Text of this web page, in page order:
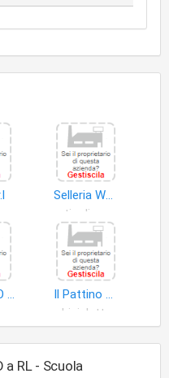
Selleria Western S.a.s. di Usuelli Paolo & C
VERDERIO BENIAMINO E GIORDANO SNC
Il Pattino S.a.s. di Righi Maurizio & C
biciclette
a RL - Scuola